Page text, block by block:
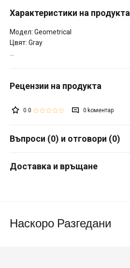
Характеристики на продукта
Модел: Geometrical
Цвят: Gray
0.0 0
Въпроси (0) и отговори (0)
Доставка и връщане
Наскоро Разгедани